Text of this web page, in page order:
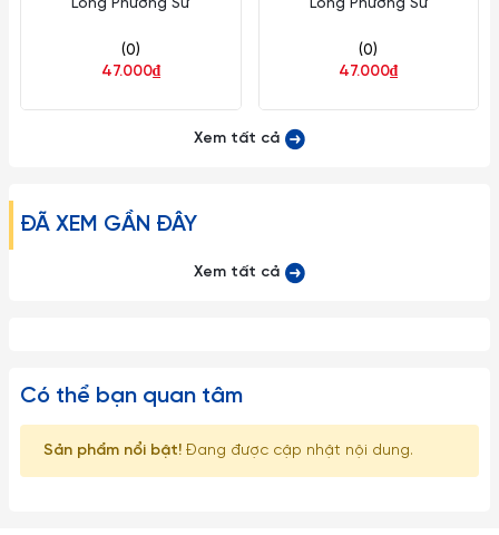
Long Phương Sứ
(0)
47.000₫
Long Phương Sứ
(0)
47.000₫
Xem tất cả
ĐÃ XEM GẦN ĐÂY
Xem tất cả
Có thể bạn quan tâm
Sản phẩm nổi bật! Đang được cập nhật nội dung.